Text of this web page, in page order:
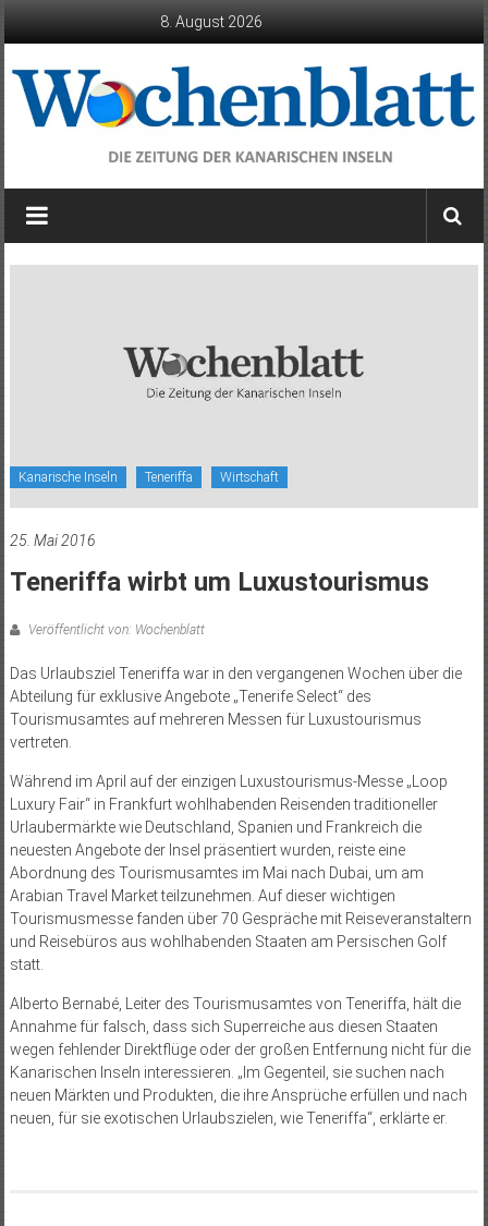
8. August 2026
Wochenblatt
die
Kanarische Inseln Teneriffa Wirtschaft
25. Mai 2016
Teneriffa wirbt um Luxustourismus
Veröffentlicht von: Wochenblatt
Das Urlaubsziel Teneriffa war in den vergangenen Wochen über die
Abteilung für exklusive Angebote „Tenerife Select“ des
Tourismusamtes auf mehreren Messen für Luxustourismus
vertreten.
Während im April auf der einzigen Luxustourismus-Messe „Loop
Luxury Fair“ in Frankfurt wohlhabenden Reisenden traditioneller
Urlaubermärkte wie Deutschland, Spanien und Frankreich die
neuesten Angebote der Insel präsentiert wurden, reiste eine
Abordnung des Tourismusamtes im Mai nach Dubai, um am
Arabian Travel Market teilzunehmen. Auf dieser wichtigen
Tourismusmesse fanden über 70 Gespräche mit Reiseveranstaltern
und Reisebüros aus wohlhabenden Staaten am Persischen Golf
statt.
Alberto Bernabé, Leiter des Tourismusamtes von Teneriffa, hält die
Annahme für falsch, dass sich Superreiche aus diesen Staaten
wegen fehlender Direktflüge oder der großen Entfernung nicht für die
Kanarischen Inseln interessieren. „Im Gegenteil, sie suchen nach
neuen Märkten und Produkten, die ihre Ansprüche erfüllen und nach
neuen, für sie exotischen Urlaubszielen, wie Teneriffa“, erklärte er.